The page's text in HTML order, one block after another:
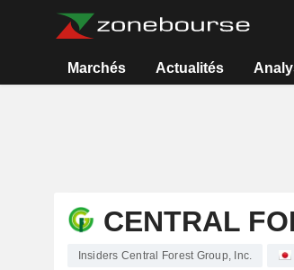
Marchés Actualités
CENTRAL
Insiders Central Forest Group, Inc.